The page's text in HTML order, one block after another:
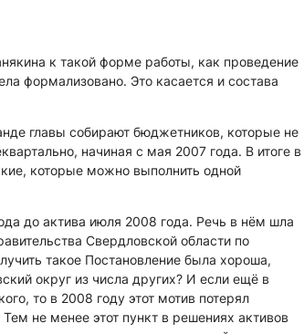
к такой форме работы, как проведение
формализовано. Это касается и состава
главы собирают бюджетников, которые не
начиная с мая 2007 года. В итоге в
которые можно выполнить одной
до актива июля 2008 года. Речь в нём шла
Свердловской области по
такое Постановление была хороша,
округ из числа других? И если ещё в
то в 2008 году этот мотив потерял
не менее этот пункт в решениях активов